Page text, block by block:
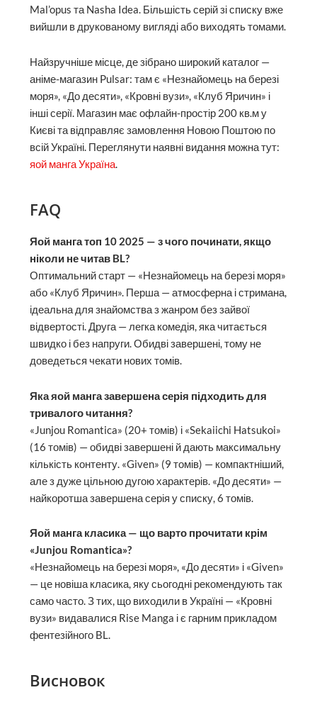
Mal’opus та Nasha Idea. Більшість серій зі списку вже
вийшли в друкованому вигляді або виходять томами.
Найзручніше місце, де зібрано широкий каталог —
аніме-магазин Pulsar: там є «Незнайомець на березі
моря», «До десяти», «Кровні вузи», «Клуб Яричин» і
інші серії. Магазин має офлайн-простір 200 кв.м у
Києві та відправляє замовлення Новою Поштою по
всій Україні. Переглянути наявні видання можна тут:
яой манга Україна.
FAQ
Яой манга топ 10 2025 — з чого починати, якщо
ніколи не читав BL?
Оптимальний старт — «Незнайомець на березі моря»
або «Клуб Яричин». Перша — атмосферна і стримана,
ідеальна для знайомства з жанром без зайвої
відвертості. Друга — легка комедія, яка читається
швидко і без напруги. Обидві завершені, тому не
доведеться чекати нових томів.
Яка яой манга завершена серія підходить для
тривалого читання?
«Junjou Romantica» (20+ томів) і «Sekaiichi Hatsukoi»
(16 томів) — обидві завершені й дають максимальну
кількість контенту. «Given» (9 томів) — компактніший,
але з дуже цільною дугою характерів. «До десяти» —
найкоротша завершена серія у списку, 6 томів.
Яой манга класика — що варто прочитати крім
«Junjou Romantica»?
«Незнайомець на березі моря», «До десяти» і «Given»
— це новіша класика, яку сьогодні рекомендують так
само часто. З тих, що виходили в Україні — «Кровні
вузи» видавалися Rise Manga і є гарним прикладом
фентезійного BL.
Висновок